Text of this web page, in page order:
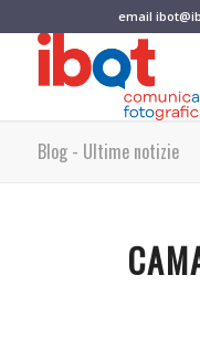
email
Blog - Ultime notizie